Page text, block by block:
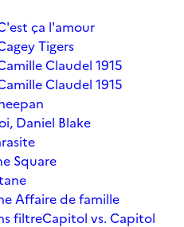
ça l'amour
Tigers
Claudel 1915
Claudel 1915
Daniel Blake
Square
Affaire de famille
filtreCapitol vs. Capitol